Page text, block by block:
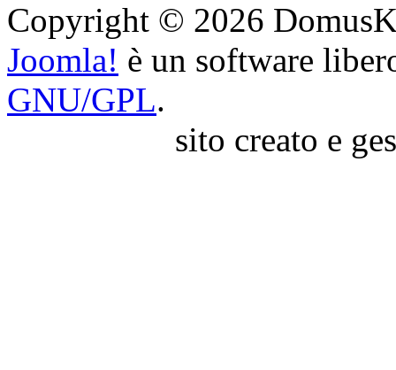
Copyright © 2026
Joomla! è un software
GNU/GPL.
sito creato e